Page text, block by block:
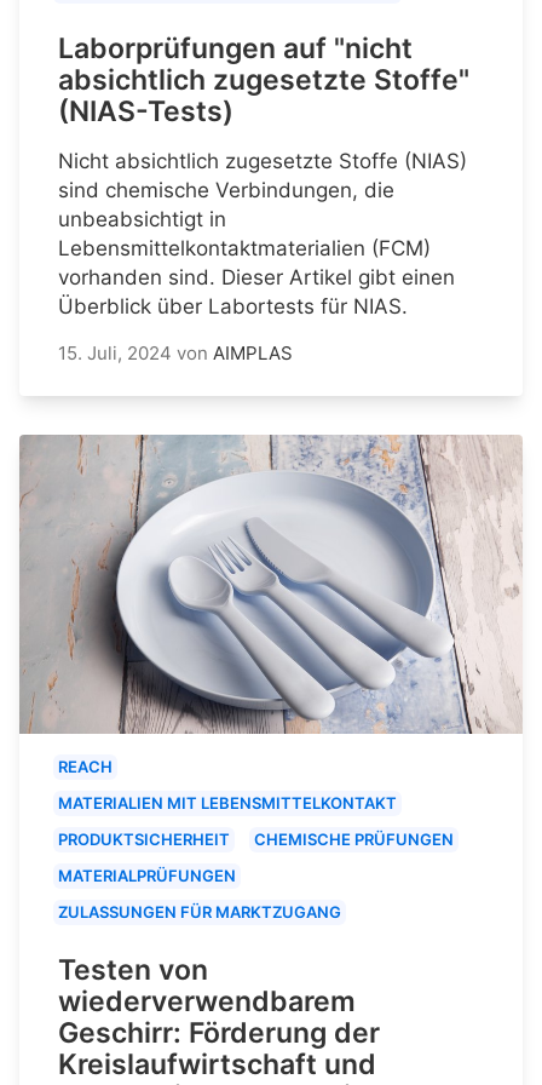
Laborprüfungen auf "nicht
absichtlich zugesetzte Stoffe"
(NIAS-Tests)
Nicht absichtlich zugesetzte Stoffe (NIAS)
sind chemische Verbindungen, die
unbeabsichtigt in
Lebensmittelkontaktmaterialien (FCM)
vorhanden sind. Dieser Artikel gibt einen
Überblick über Labortests für NIAS.
15. Juli, 2024 von AIMPLAS
REACH
MATERIALIEN MIT LEBENSMITTELKONTAKT
PRODUKTSICHERHEIT
CHEMISCHE PRÜFUNGEN
MATERIALPRÜFUNGEN
ZULASSUNGEN FÜR MARKTZUGANG
Testen von
wiederverwendbarem
Geschirr: Förderung der
Kreislaufwirtschaft und